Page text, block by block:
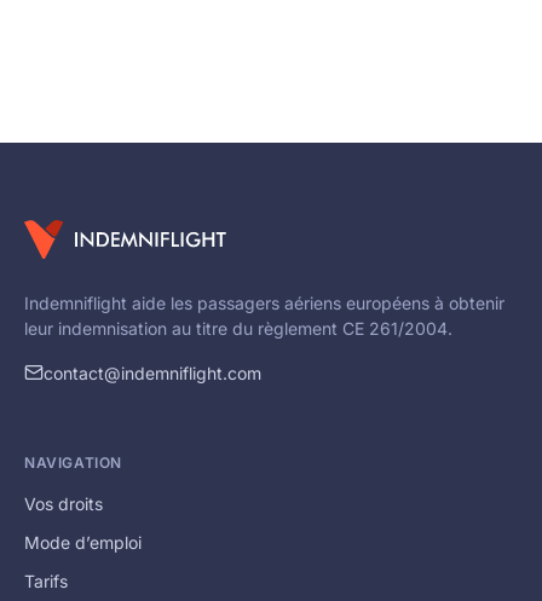
Indemniflight aide les passagers aériens européens à obtenir
leur indemnisation au titre du règlement CE 261/2004.
contact@indemniflight.com
NAVIGATION
Vos droits
Mode d’emploi
Tarifs